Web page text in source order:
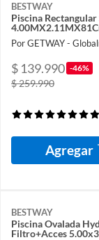
BESTWAY
Piscina
Por GETWAY -
$ 139.990 -46%
$ 259.990
Agregar
BESTWAY
Piscina Ovalada
Filtro+Acces